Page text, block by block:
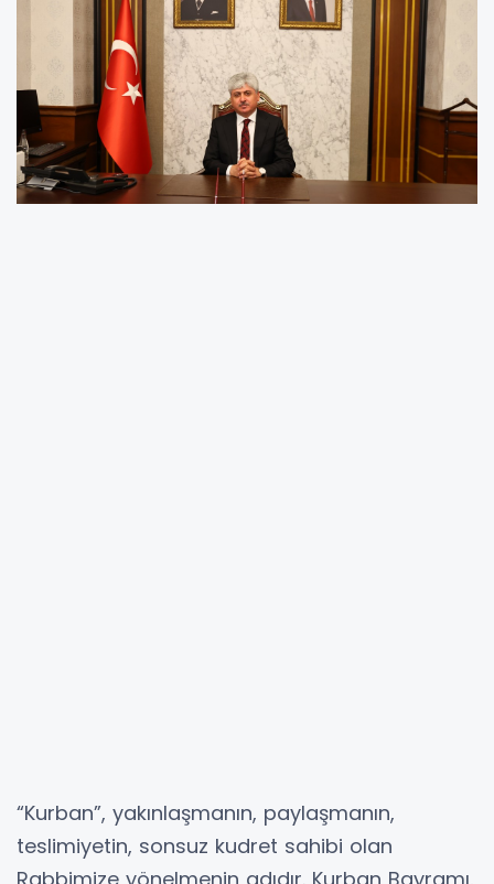
“Kurban”, yakınlaşmanın, paylaşmanın,
teslimiyetin, sonsuz kudret sahibi olan